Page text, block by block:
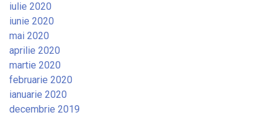
iulie 2020
iunie 2020
mai 2020
aprilie 2020
martie 2020
februarie 2020
ianuarie 2020
decembrie 2019